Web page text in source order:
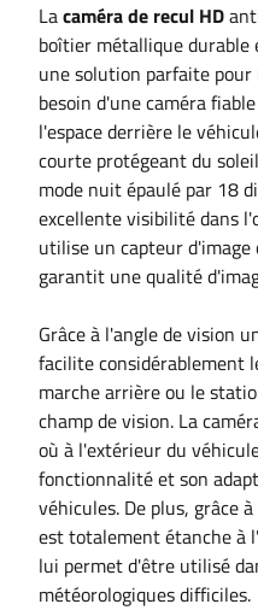
Lacaméra de recul HD
boîtier métallique
une solution parfaite
besoin d'une caméra
l'espace derrière le
courte protégeant du
mode nuit épaulé par 18
excellente visibilité dans
utilise un capteur d'image
garantit une qualité
Grâce à l'angle de vision
facilite considérablement
marche arrière ou le
champ de vision. La
où à l'extérieur du
fonctionnalité et son
véhicules. De plus, grâce
est totalement étanche à
lui permet d'être utilisé
météorologiques difficiles.